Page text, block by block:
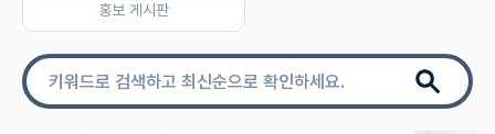
대학원 합격 후기 게시판
연구실(PI) 홍보 게시판
석박사 채용 정보 게시판
홍보 게시판